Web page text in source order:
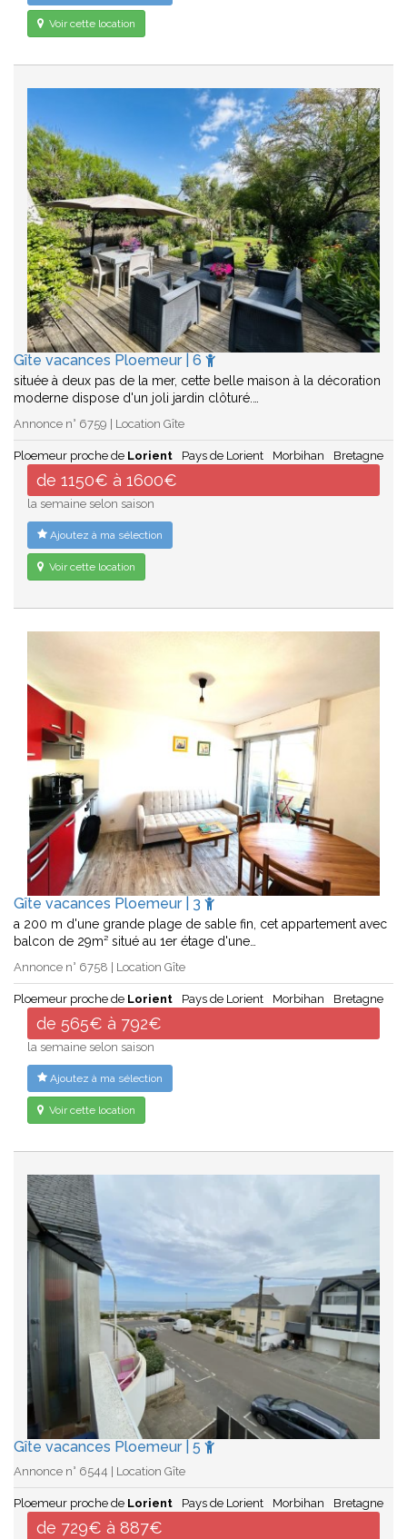
Voir cette location
Gîte vacances Ploemeur | 6
située à deux pas de la mer, cette belle maison à la décoration
moderne dispose d'un joli jardin clôturé.…
Annonce n° 6759 | Location Gîte
Ploemeur proche de Lorient Pays de Lorient Morbihan Bretagne
de 1150€ à 1600€
la semaine selon saison
Ajoutez à ma sélection
Voir cette location
Gîte vacances Ploemeur | 3
a 200 m d'une grande plage de sable fin, cet appartement avec
balcon de 29m² situé au 1er étage d'une…
Annonce n° 6758 | Location Gîte
Ploemeur proche de Lorient Pays de Lorient Morbihan Bretagne
de 565€ à 792€
la semaine selon saison
Ajoutez à ma sélection
Voir cette location
Gîte vacances Ploemeur | 5
Annonce n° 6544 | Location Gîte
Ploemeur proche de Lorient Pays de Lorient Morbihan Bretagne
de 729€ à 887€